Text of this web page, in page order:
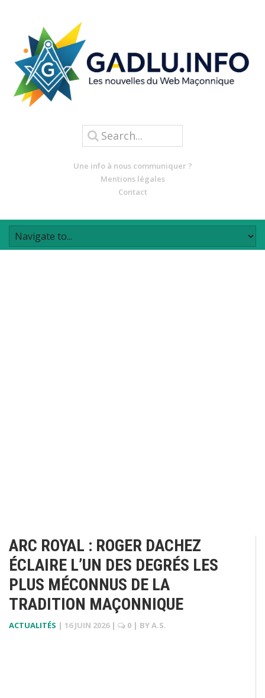
Une info à nous communiquer ?
Mentions légales
Contact
ARC ROYAL : ROGER DACHEZ
ÉCLAIRE L’UN DES DEGRÉS LES
PLUS MÉCONNUS DE LA
TRADITION MAÇONNIQUE
ACTUALITÉS | 16 JUIN 2026 | 0 | BYA.S.